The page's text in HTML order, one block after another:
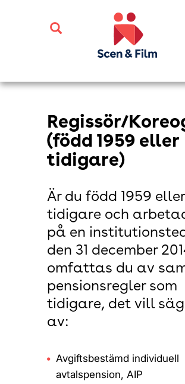
Regissör/
(född 1959 eller
tidigare)
Är du född 1959 eller
tidigare och
på en
den 31 december
omfattas du av
pensionsregler som
tidigare, det vill
av:
Avgiftsbestämd individuell
avtalspension, AIP